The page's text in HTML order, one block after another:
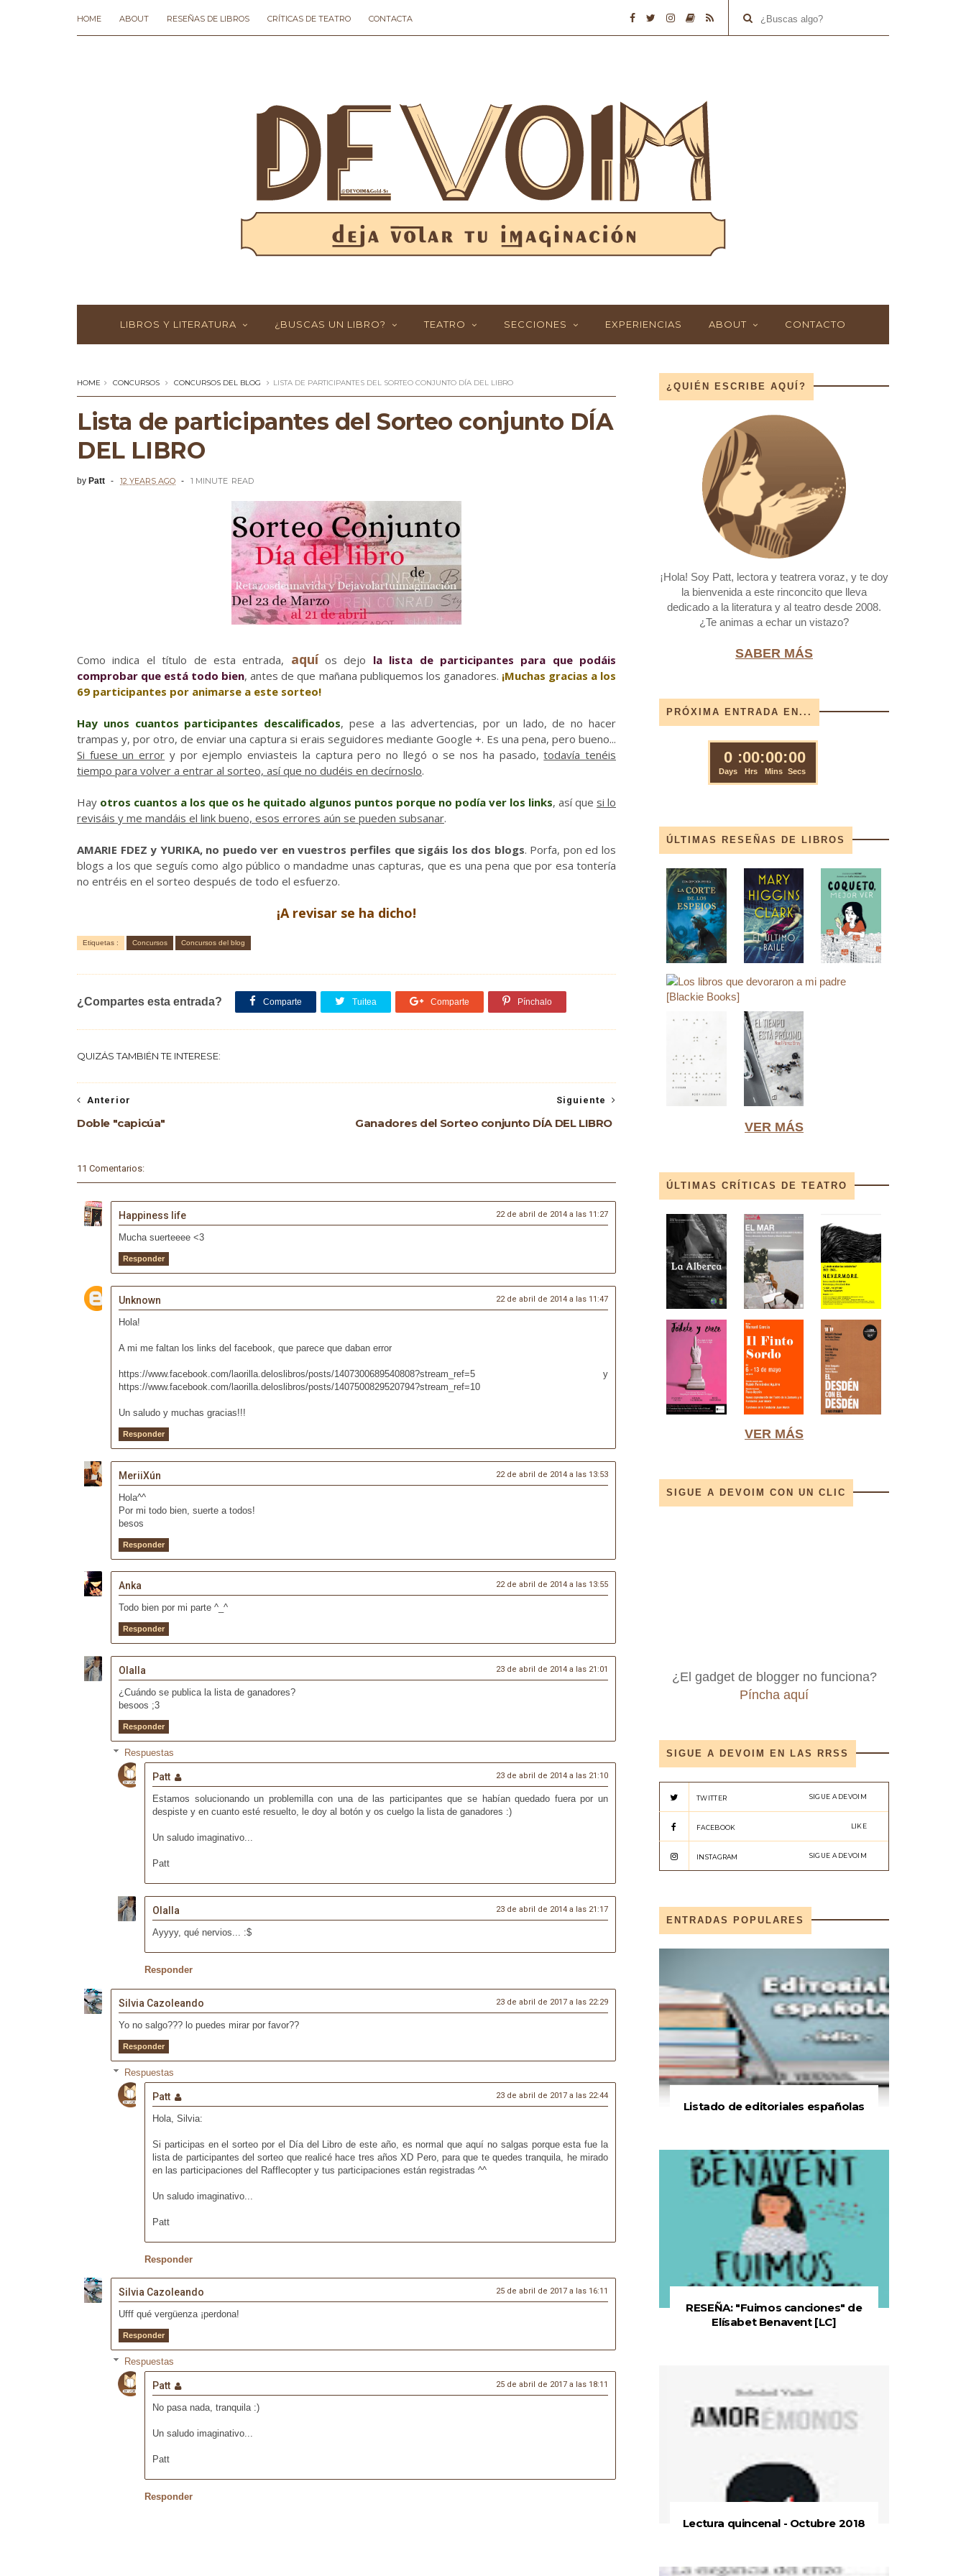
HOME ABOUT RESEÑAS DE LIBROS CRÍTICAS DE TEATRO CONTACTA
LIBROS Y LITERATURA ¿BUSCAS UN LIBRO? TEATRO SECCIONES EXPERIENCIAS ABOUT CONTACTO
HOME CONCURSOS CONCURSOS DEL BLOG LISTA DE PARTICIPANTES DEL SORTEO CONJUNTO DÍA DEL LIBRO
Lista de participantes del Sorteo conjunto DÍA
DEL LIBRO
by Patt 12 YEARS AGO 1 MINUTE READ
Como indica el título de esta entrada, aquíos dejo la lista de participantes para que podáis
comprobar que está todo bien, antes de que mañana publiquemos los ganadores. ¡Muchas gracias a los
69 participantes por animarse a este sorteo!
Hay unos cuantos participantes descalificados, pese a las advertencias, por un lado, de no hacer
trampas y, por otro, de enviar una captura si erais seguidores mediante Google +. Es una pena, pero bueno...
Si fuese un error y por ejemplo enviasteis la captura pero no llegó o se nos ha pasado,todavía tenéis
tiempo para volver a entrar al sorteo, así que no dudéis en decírnoslo.
Hay otros cuantos a los que os he quitado algunos puntos porque no podía ver los links, así que si lo
revisáis y me mandáis el link bueno, esos errores aún se pueden subsanar.
AMARIE FDEZ y YURIKA, no puedo ver en vuestros perfiles que sigáis los dos blogs. Porfa, pon ed los
blogs a los que seguís como algo público o mandadme unas capturas, que es una pena que por esa tontería
no entréis en el sorteo después de todo el esfuerzo.
¡A revisar se ha dicho!
Etiquetas : Concursos Concursos del blog
¿Compartes esta entrada? Comparte Tuitea Comparte Pínchalo
QUIZÁS TAMBIÉN TE INTERESE:
Siguiente
Ganadores del Sorteo conjunto DÍA DEL LIBRO
Anterior
Doble "capicúa"
11 Comentarios:
Happiness life 22 de abril de 2014 a las 11:27
Mucha suerteeee <3
Responder
Unknown 22 de abril de 2014 a las 11:47
Hola!
A mi me faltan los links del facebook, que parece que daban error
https://www.facebook.com/laorilla.deloslibros/posts/1407300689540808?stream_ref=5 y
https://www.facebook.com/laorilla.deloslibros/posts/1407500829520794?stream_ref=10
Un saludo y muchas gracias!!!
Responder
MeriiXún 22 de abril de 2014 a las 13:53
Hola^^
Por mi todo bien, suerte a todos!
besos
Responder
Anka 22 de abril de 2014 a las 13:55
Todo bien por mi parte ^_^
Responder
Olalla 23 de abril de 2014 a las 21:01
¿Cuándo se publica la lista de ganadores?
besoos ;3
Responder
Respuestas
Patt 23 de abril de 2014 a las 21:10
Estamos solucionando un problemilla con una de las participantes que se habían quedado fuera por un
despiste y en cuanto esté resuelto, le doy al botón y os cuelgo la lista de ganadores :)
Un saludo imaginativo...
Patt
Olalla 23 de abril de 2014 a las 21:17
Ayyyy, qué nervios... :$
Responder
Silvia Cazoleando 23 de abril de 2017 a las 22:29
Yo no salgo??? lo puedes mirar por favor??
Responder
Respuestas
Patt 23 de abril de 2017 a las 22:44
Hola, Silvia:
Si participas en el sorteo por el Día del Libro de este año, es normal que aquí no salgas porque esta fue la
lista de participantes del sorteo que realicé hace tres años XD Pero, para que te quedes tranquila, he mirado
en las participaciones del Rafflecopter y tus participaciones están registradas ^^
Un saludo imaginativo...
Patt
Responder
Silvia Cazoleando 25 de abril de 2017 a las 16:11
Ufff qué vergüenza ¡perdona!
Responder
Respuestas
Patt 25 de abril de 2017 a las 18:11
No pasa nada, tranquila :)
Un saludo imaginativo...
Patt
Responder
¿QUIÉN ESCRIBE AQUÍ?
¡Hola! Soy Patt, lectora y teatrera voraz, y te doy
la bienvenida a este rinconcito que lleva
dedicado a la literatura y al teatro desde 2008.
¿Te animas a echar un vistazo?
SABER MÁS
PRÓXIMA ENTRADA EN...
ÚLTIMAS RESEÑAS DE LIBROS
VER MÁS
ÚLTIMAS CRÍTICAS DE TEATRO
VER MÁS
SIGUE A DEVOIM CON UN CLIC
¿El gadget de blogger no funciona?
Píncha aquí
SIGUE A DEVOIM EN LAS RRSS
TWITTER SIGUE A DEVOIM
FACEBOOK LIKE
INSTAGRAM SIGUE A DEVOIM
ENTRADAS POPULARES
Listado de editoriales españolas
RESEÑA: "Fuimos canciones" de
Elísabet Benavent [LC]
Lectura quincenal - Octubre 2018